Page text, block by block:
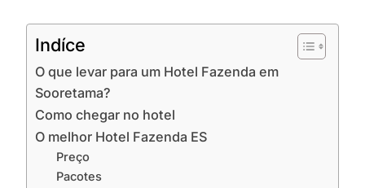
Indíce
O que levar para um Hotel Fazenda em
Sooretama?
Como chegar no hotel
O melhor Hotel Fazenda ES
Preço
Pacotes